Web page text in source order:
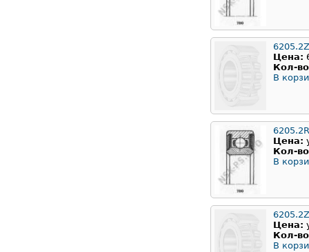
6205.2Z
Цена:
Кол-
В
Цена:
Кол-
В
Цена:
Кол-
В